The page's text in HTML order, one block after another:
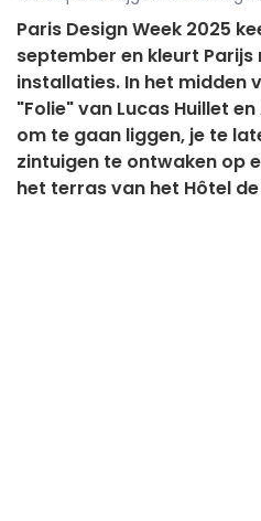
Paris Design Week 2025
september en kleurt
installaties. In het midden
"Folie" van Lucas Huillet
om te gaan liggen, je te
zintuigen te ontwaken op
het terras van het Hôtel de